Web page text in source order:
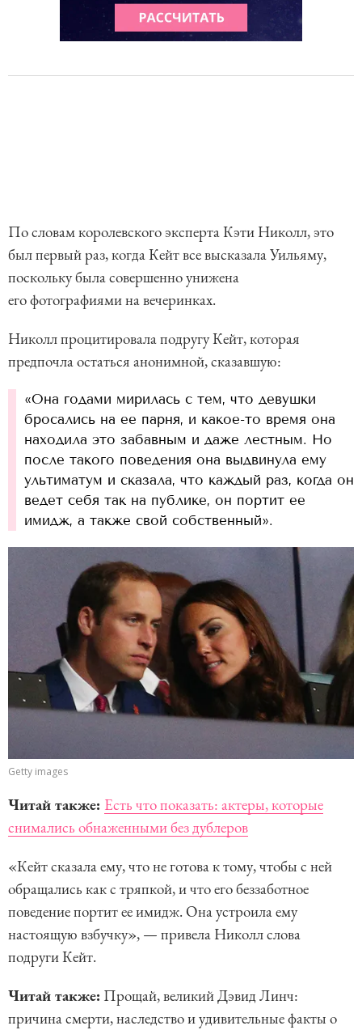
По словам королевского эксперта Кэти Николл, это
был первый раз, когда Кейт все высказала Уильяму,
поскольку была совершенно унижена
его фотографиями на вечеринках.
Николл процитировала подругу Кейт, которая
предпочла остаться анонимной, сказавшую:
«Она годами мирилась с тем, что девушки
бросались на ее парня, и какое-то время она
находила это забавным и даже лестным. Но
после такого поведения она выдвинула ему
ультиматум и сказала, что каждый раз, когда он
ведет себя так на публике, он портит ее
имидж, а также свой собственный».
Getty images
Читай также: Есть что показать: актеры, которые
снимались обнаженными без дублеров
«Кейт сказала ему, что не готова к тому, чтобы с ней
обращались как с тряпкой, и что его беззаботное
поведение портит ее имидж. Она устроила ему
настоящую взбучку», — привела Николл слова
подруги Кейт.
Читай также: Прощай, великий Дэвид Линч:
причина смерти, наследство и удивительные факты о